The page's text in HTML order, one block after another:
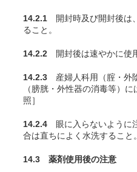
14.2.1 開封時及び開封後は
ること。
14.2.2 開封後は速やかに使
14.2.3 産婦人科用（腟・外
（膀胱・外性器の消毒等）
照］
14.2.4 眼に入らないように
合は直ちによく水洗すること
14.3 薬剤使用後の注意